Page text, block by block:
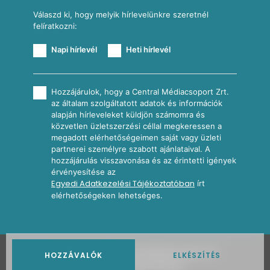
HOZZÁVALÓK ELKÉSZÍTÉS
Válaszd ki, hogy melyik hírlevelünkre szeretnél
felíratkozni:
Napi hírlevél Heti hírlevél
Hozzájárulok, hogy a Central Médiacsoport Zrt.
az általam szolgáltatott adatok és információk
alapján hírleveleket küldjön számomra és
közvetlen üzletszerzési céllal megkeressen a
megadott elérhetőségeimen saját vagy üzleti
partnerei személyre szabott ajánlataival. A
hozzájárulás visszavonása és az érintetti igények
érvényesítése az
Egyedi Adatkezelési Tájékoztatóban írt
elérhetőségeken lehetséges.
2026Nosalty · Central Médiacsoport Zrt.